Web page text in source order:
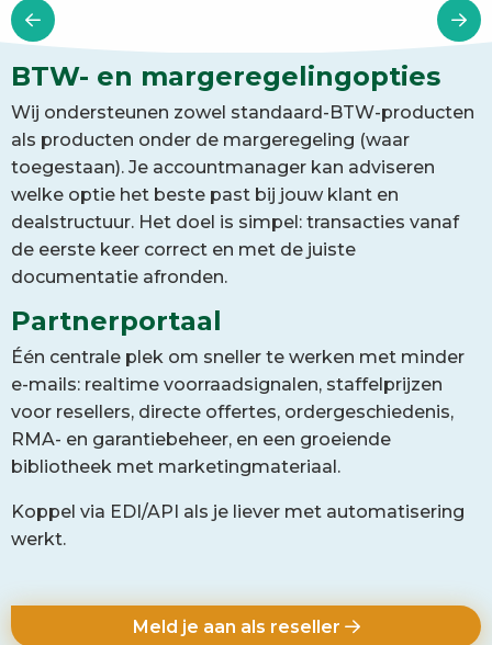
BTW- en margeregelingopties
Wij ondersteunen zowel standaard-BTW-producten
als producten onder de margeregeling (waar
toegestaan). Je accountmanager kan adviseren
welke optie het beste past bij jouw klant en
dealstructuur. Het doel is simpel: transacties vanaf
de eerste keer correct en met de juiste
documentatie afronden.
Partnerportaal
Één centrale plek om sneller te werken met minder
e-mails: realtime voorraadsignalen, staffelprijzen
voor resellers, directe offertes, ordergeschiedenis,
RMA- en garantiebeheer, en een groeiende
bibliotheek met marketingmateriaal.
Koppel via EDI/API als je liever met automatisering
werkt.
Meld je aan als reseller